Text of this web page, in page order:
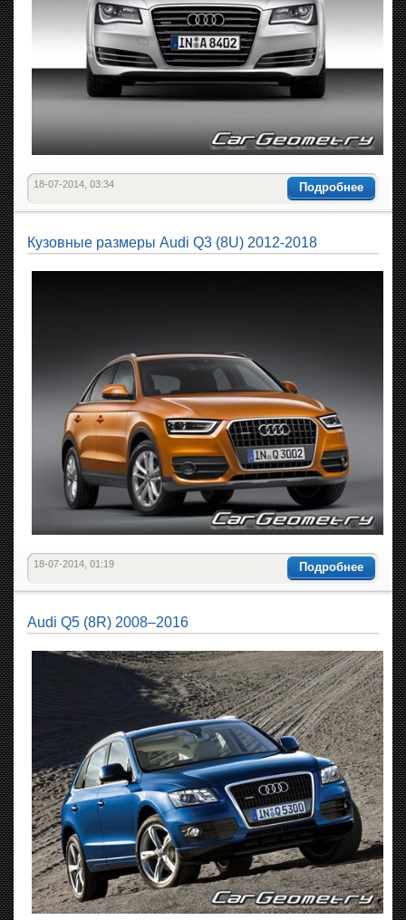
Подробнее
18-07-2014, 03:34
Кузовные размеры Audi Q3 (8U) 2012-2018
Подробнее
18-07-2014, 01:19
Audi Q5 (8R) 2008–2016